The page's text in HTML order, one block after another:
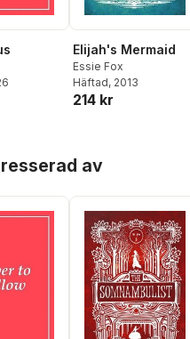
Elijah's Mermaid
Essie Fox
Häftad, 2013
214 kr
av